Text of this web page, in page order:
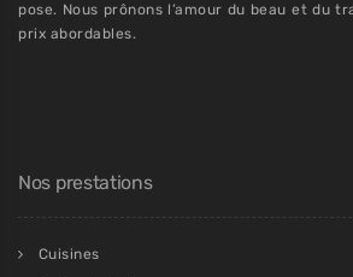
pose. Nous prônons l’amour du beau et du
prix abordables.
Nos prestations
Cuisines